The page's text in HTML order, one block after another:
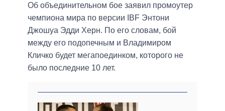
Об объединительном бое заявил промоутер
чемпиона мира по версии IBF Энтони
Джошуа Эдди Херн. По его словам, бой
между его подопечным и Владимиром
Кличко будет мегапоединком, которого не
было последние 10 лет.